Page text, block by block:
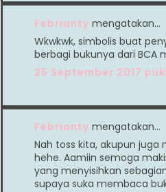
Febrianty mengatakan…
Wkwkwk, simbolis buat
berbagi bukunya dari BCA
25 September 2017
Febrianty mengatakan…
Nah toss kita, akupun juga
hehe. Aamiin semoga
yang menyisihkan
supaya suka membaca